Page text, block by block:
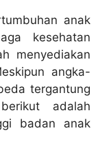
anak
kesehatan
menyediakan
angka-
tergantung
adalah
badan anak